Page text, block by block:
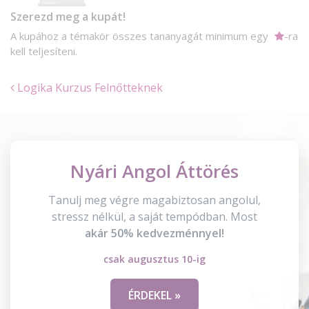
Szerezd meg a kupát!
A kupához a témakör összes tananyagát minimum egy
-ra
kell teljesíteni.
Logika Kurzus Felnőtteknek
Nyári Angol Áttörés
Tanulj meg végre magabiztosan angolul,
stressz nélkül, a saját tempódban. Most
akár 50% kedvezménnyel!
csak augusztus 10-ig
ÉRDEKEL »